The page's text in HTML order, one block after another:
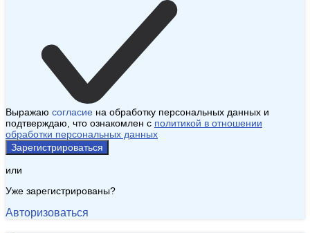
Выражаю согласие на обработку персональных данных и
подтверждаю, что ознакомлен с политикой в отношении
обработки персональных данных
Зарегистрироваться
или
Уже зарегистрированы?
Авторизоваться